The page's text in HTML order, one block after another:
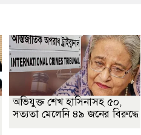
অভিযুক্ত শেখ হাসিনাসহ ৫০,
সত্যতা মেলেনি ৪৯ জনের বিরুদ্ধে